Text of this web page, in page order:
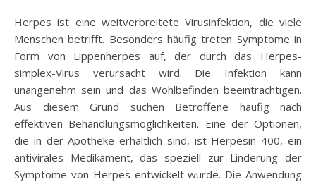
Herpes ist eine weitverbreitete Virusinfektion, die viele
Menschen betrifft. Besonders häufig treten Symptome in
Form von Lippenherpes auf, der durch das Herpes-
simplex-Virus verursacht wird. Die Infektion kann
unangenehm sein und das Wohlbefinden beeinträchtigen.
Aus diesem Grund suchen Betroffene häufig nach
effektiven Behandlungsmöglichkeiten. Eine der Optionen,
die in der Apotheke erhältlich sind, ist Herpesin 400, ein
antivirales Medikament, das speziell zur Linderung der
Symptome von Herpes entwickelt wurde. Die Anwendung